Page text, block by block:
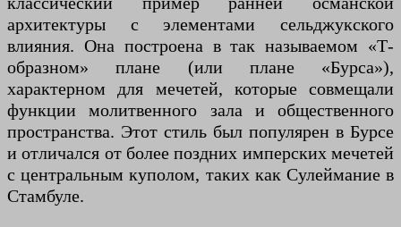
архитектуры с элементами сельджукского
влияния. Она построена в так называемом «Т-
образном» плане (или плане «Бурса»),
характерном для мечетей, которые совмещали
функции молитвенного зала и общественного
пространства. Этот стиль был популярен в Бурсе
и отличался от более поздних имперских мечетей
с центральным куполом, таких как Сулеймание в
Стамбуле.